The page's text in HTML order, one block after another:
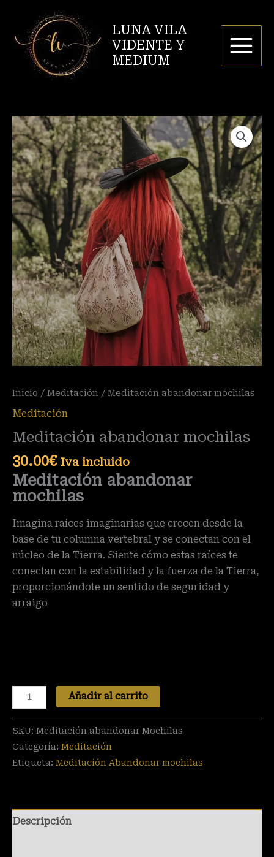
contenido
LUNA VILA
VIDENTE Y
MEDIUM
Inicio /Meditación / Meditación abandonar mochilas
Meditación
Meditación abandonar mochilas
30.00€ Iva incluido
Meditación abandonar
mochilas
Imagina raíces imaginarias que crecen desde la
base de tu columna vertebral y se conectan con el
núcleo de la Tierra. Siente cómo estas raíces te
conectan con la estabilidad y la fuerza de la Tierra,
proporcionándote un sentido de seguridad y
arraigo
Meditación
abandonar
mochilas
cantidad
Añadir al carrito
SKU: Meditación abandonar Mochilas
Categoría: Meditación
Etiqueta: Meditación Abandonar mochilas
Descripción